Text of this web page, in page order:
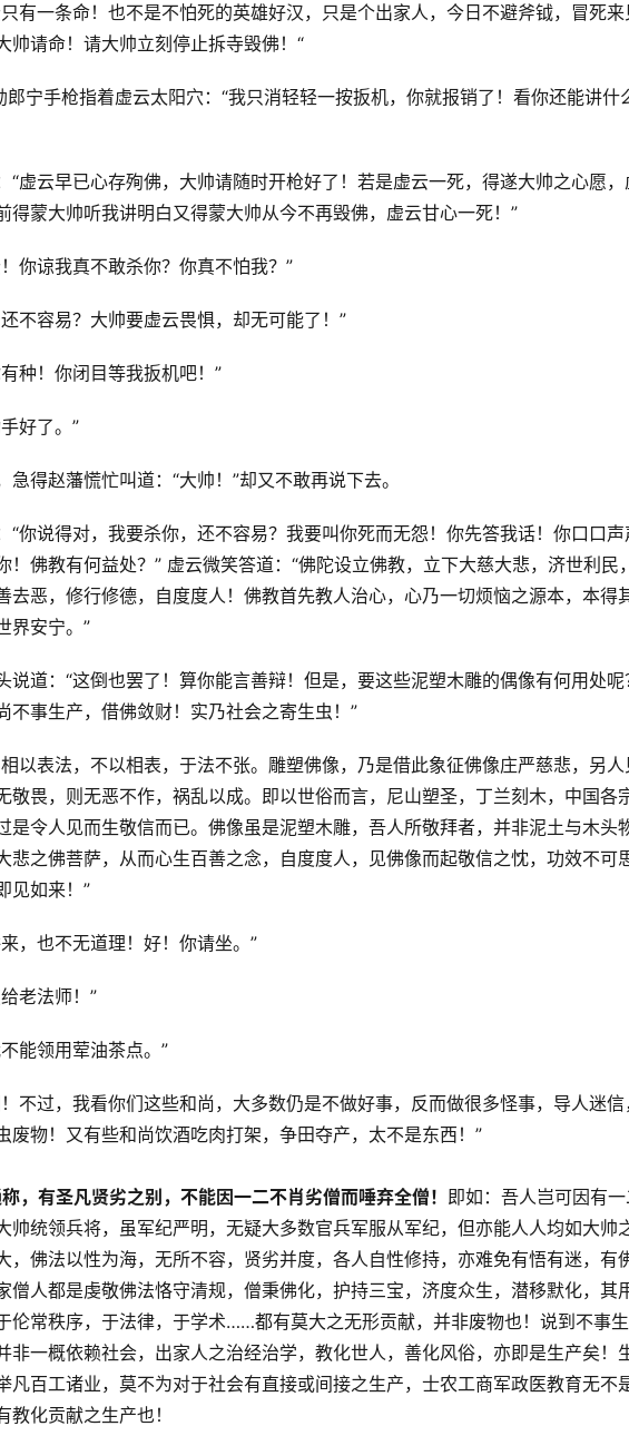
有一条命！也不是不怕死的英雄好汉，只是个出家人，今日不避斧钺，冒死来
帅请命！请大帅立刻停止拆寺毁佛！“
郎宁手枪指着虚云太阳穴：“我只消轻轻一按扳机，你就报销了！看你还能讲什
“虚云早已心存殉佛，大帅请随时开枪好了！若是虚云一死，得遂大帅之心愿，
得蒙大帅听我讲明白又得蒙大帅从今不再毁佛，虚云甘心一死！”
你谅我真不敢杀你？你真不怕我？”
不容易？大帅要虚云畏惧，却无可能了！”
种！你闭目等我扳机吧！”
好了。”
得赵藩慌忙叫道：“大帅！”却又不敢再说下去。
“你说得对，我要杀你，还不容易？我要叫你死而无怨！你先答我话！你口口声
！佛教有何益处？” 虚云微笑答道：“佛陀设立佛教，立下大慈大悲，济世利民
去恶，修行修德，自度度人！佛教首先教人治心，心乃一切烦恼之源本，本得
界安宁。”
道：“这倒也罢了！算你能言善辩！但是，要这些泥塑木雕的偶像有何用处呢
不事生产，借佛敛财！实乃社会之寄生虫！”
以表法，不以相表，于法不张。雕塑佛像，乃是借此象征佛像庄严慈悲，另人
敬畏，则无恶不作，祸乱以成。即以世俗而言，尼山塑圣，丁兰刻木，中国各
是令人见而生敬信而已。佛像虽是泥塑木雕，吾人所敬拜者，并非泥土与木头
悲之佛菩萨，从而心生百善之念，自度度人，见佛像而起敬信之忱，功效不可
见如来！”
，也不无道理！好！你请坐。”
老法师！”
能领用荤油茶点。”
不过，我看你们这些和尚，大多数仍是不做好事，反而做很多怪事，导人迷信
废物！又有些和尚饮酒吃肉打架，争田夺产，太不是东西！”
，有圣凡贤劣之别，不能因一二不肖劣僧而唾弃全僧！ 即如：吾人岂可因有
帅统领兵将，虽军纪严明，无疑大多数官兵军服从军纪，但亦能人人均如大帅
，佛法以性为海，无所不容，贤劣并度，各人自性修持，亦难免有悟有迷，有
僧人都是虔敬佛法恪守清规，僧秉佛化，护持三宝，济度众生，潜移默化，其
伦常秩序，于法律，于学术……都有莫大之无形贡献，并非废物也！说到不事生
非一概依赖社会，出家人之治经治学，教化世人，善化风俗，亦即是生产矣！
凡百工诸业，莫不为对于社会有直接或间接之生产，士农工商军政医教育无不
化贡献之生产也！